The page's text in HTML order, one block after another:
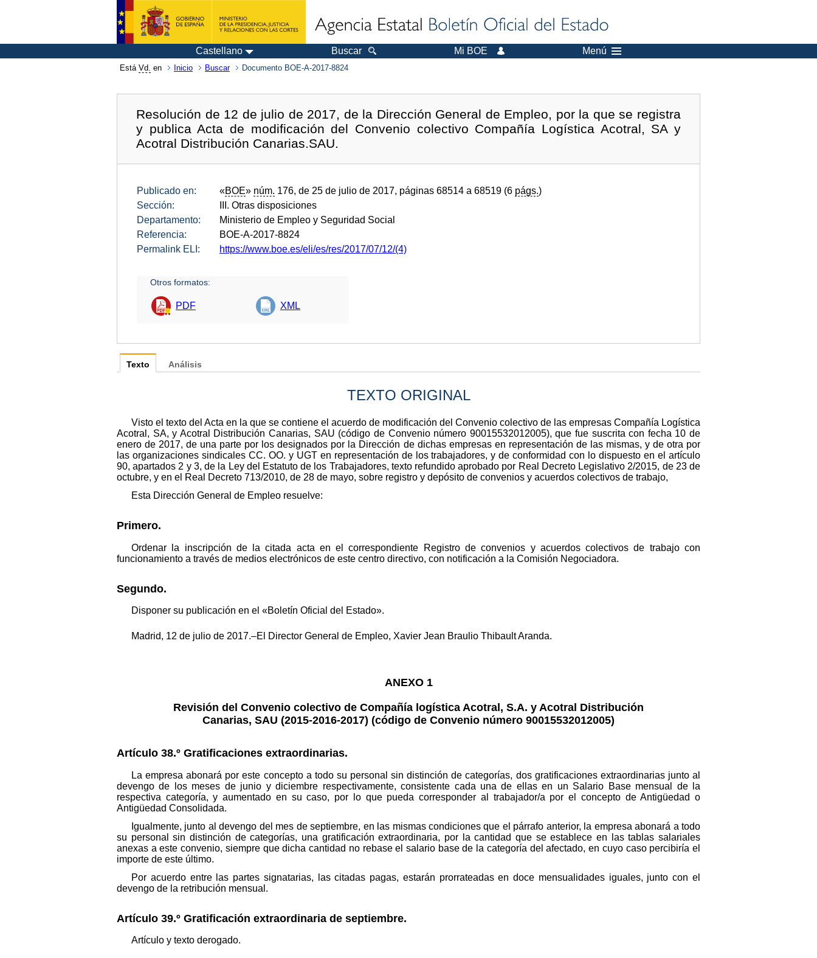
Castellano Buscar Mi BOE Menú
Está Vd. en Inicio Buscar Documento BOE-A-2017-8824
Resolución de 12 de julio de 2017, de la Dirección General de Empleo, por la que se registra
y publica Acta de modificación del Convenio colectivo Compañía Logística Acotral, SA y
Acotral Distribución Canarias.SAU.
Publicado en: «BOE» núm. 176, de 25 de julio de 2017, páginas 68514 a 68519 (6 págs.)
Sección:
III. Otras disposiciones
Departamento:
Ministerio de Empleo y Seguridad Social
Referencia:
BOE-A-2017-8824
Permalink ELI:
https://www.boe.es/eli/es/res/2017/07/12/(4)
Otros formatos:
PDF XML
Texto
TEXTO ORIGINAL
Visto el texto del Acta en la que se contiene el acuerdo de modificación del Convenio colectivo de las empresas Compañía Logística
Acotral, SA, y Acotral Distribución Canarias, SAU (código de Convenio número 90015532012005), que fue suscrita con fecha 10 de
enero de 2017, de una parte por los designados por la Dirección de dichas empresas en representación de las mismas, y de otra por
las organizaciones sindicales CC. OO. y UGT en representación de los trabajadores, y de conformidad con lo dispuesto en el artículo
90, apartados 2 y 3, de la Ley del Estatuto de los Trabajadores, texto refundido aprobado por Real Decreto Legislativo 2/2015, de 23 de
octubre, y en el Real Decreto 713/2010, de 28 de mayo, sobre registro y depósito de convenios y acuerdos colectivos de trabajo,
Esta Dirección General de Empleo resuelve:
Primero.
Ordenar la inscripción de la citada acta en el correspondiente Registro de convenios y acuerdos colectivos de trabajo con
funcionamiento a través de medios electrónicos de este centro directivo, con notificación a la Comisión Negociadora.
Segundo.
Disponer su publicación en el «Boletín Oficial del Estado».
Madrid, 12 de julio de 2017.–El Director General de Empleo, Xavier Jean Braulio Thibault Aranda.
ANEXO 1
Revisión del Convenio colectivo de Compañía logística Acotral, S.A. y Acotral Distribución
Canarias, SAU (2015-2016-2017) (código de Convenio número 90015532012005)
Artículo 38.º Gratificaciones extraordinarias.
La empresa abonará por este concepto a todo su personal sin distinción de categorías, dos gratificaciones extraordinarias junto al
devengo de los meses de junio y diciembre respectivamente, consistente cada una de ellas en un Salario Base mensual de la
respectiva categoría, y aumentado en su caso, por lo que pueda corresponder al trabajador/a por el concepto de Antigüedad o
Antigüedad Consolidada.
Igualmente, junto al devengo del mes de septiembre, en las mismas condiciones que el párrafo anterior, la empresa abonará a todo
su personal sin distinción de categorías, una gratificación extraordinaria, por la cantidad que se establece en las tablas salariales
anexas a este convenio, siempre que dicha cantidad no rebase el salario base de la categoría del afectado, en cuyo caso percibiría el
importe de este último.
Por acuerdo entre las partes signatarias, las citadas pagas, estarán prorrateadas en doce mensualidades iguales, junto con el
devengo de la retribución mensual.
Artículo 39.º Gratificación extraordinaria de septiembre.
Artículo y texto derogado.
Análisis